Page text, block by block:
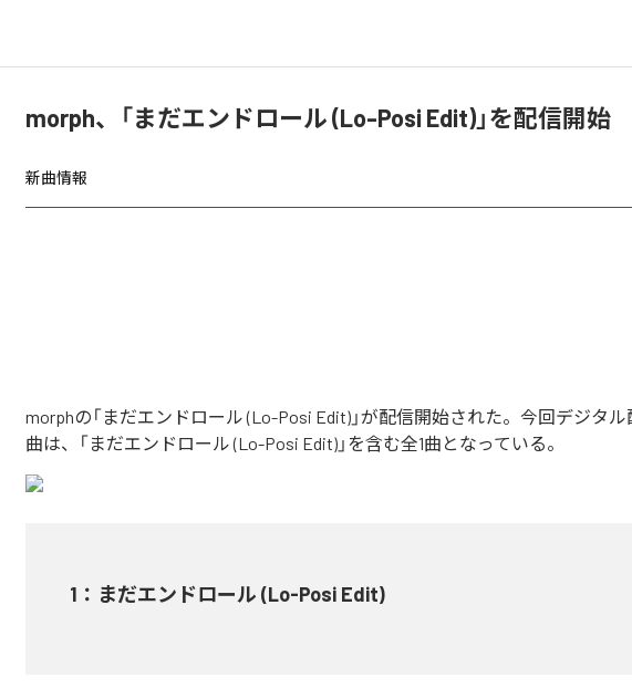
morph、「まだエンドロール (Lo-Posi Edit)」を配信開始
新曲情報
morphの「まだエンドロール (Lo-Posi Edit)」が配信開始された。今回デジタ
曲は、「まだエンドロール (Lo-Posi Edit)」を含む全1曲となっている。
1 ： まだエンドロール (Lo-Posi Edit)